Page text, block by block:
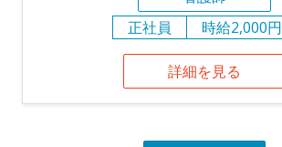
正社員
時給2,000円
詳細を見る